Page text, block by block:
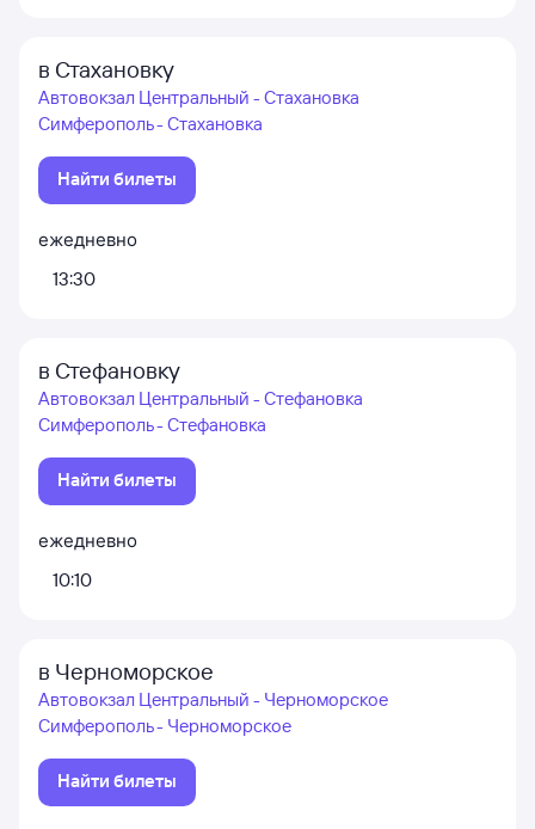
в Стахановку
Автовокзал Центральный - Стахановка
Симферополь - Стахановка
Найти билеты
ежедневно
13:30
в Стефановку
Автовокзал Центральный - Стефановка
Симферополь - Стефановка
Найти билеты
ежедневно
10:10
в Черноморское
Автовокзал Центральный - Черноморское
Симферополь - Черноморское
Найти билеты